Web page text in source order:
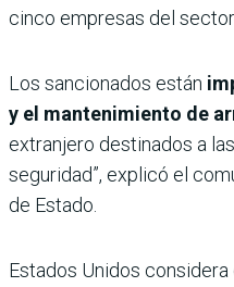
cinco empresas del
Los sancionados están
y el mantenimiento de
extranjero destinados a
seguridad”, explicó el
de Estado.
Estados Unidos considera